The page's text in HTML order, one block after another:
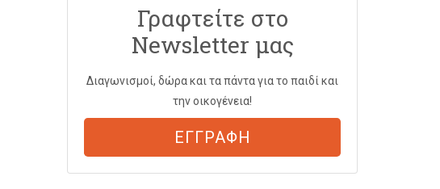
Γραφτείτε στο
Newsletter μας
Διαγωνισμοί, δώρα και τα πάντα για το παιδί και
την οικογένεια!
ΕΓΓΡΑΦΗ